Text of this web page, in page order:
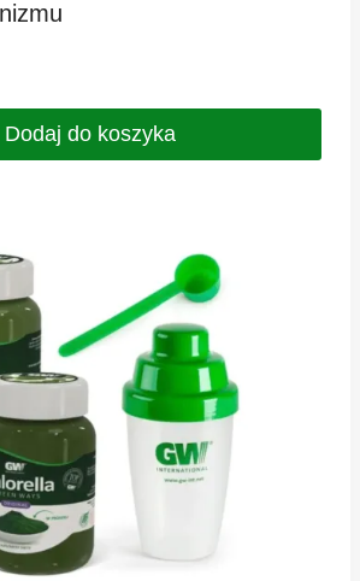
Dodaj do koszyka